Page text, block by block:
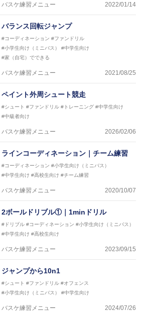
バスケ練習メニュー 2022/01/14
バランス回転ジャンプ
#コーディネーション #ファンドリル
#小学生向け（ミニバス）
#中学生向け
#家（自宅）でできる
バスケ練習メニュー 2021/08/25
ペイント外周シュート競走
#シュート #ファンドリル #トレーニング #中学生向け
#中級者向け
バスケ練習メニュー 2026/02/06
ラインコーディネーション｜チーム練習
#コーディネーション #小学生向け（ミニバス）
#中学生向け #高校生向け #チーム練習
バスケ練習メニュー 2020/10/07
2ボールドリブル①｜1minドリル
#ドリブル #コーディネーション #小学生向け（ミニバス）
#中学生向け #高校生向け
バスケ練習メニュー 2023/09/15
ジャンプから10n1
#シュート #ファンドリル #オフェンス
#小学生向け（ミニバス）
#中学生向け
バスケ練習メニュー 2024/07/26